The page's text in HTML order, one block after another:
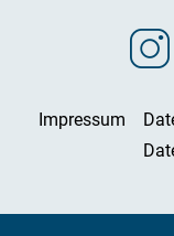
Impressum